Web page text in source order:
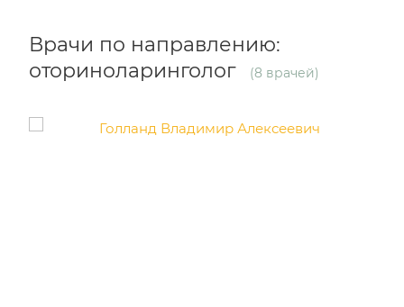
Врачи по направлению:
оториноларинголог
(8 врачей)